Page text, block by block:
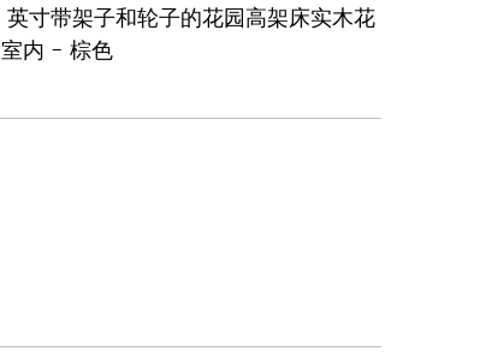
寸带架子和轮子的花园高架床实木花
内 - 棕色